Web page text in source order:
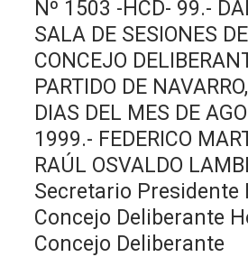
Nº 1503 -HCD- 99.-
SALA DE SESIONES
CONCEJO
PARTIDO DE
DIAS DEL MES DE
1999.- FEDERICO
RAÚL OSVALDO
Secretario Presidente
Concejo Deliberante
Concejo Deliberante